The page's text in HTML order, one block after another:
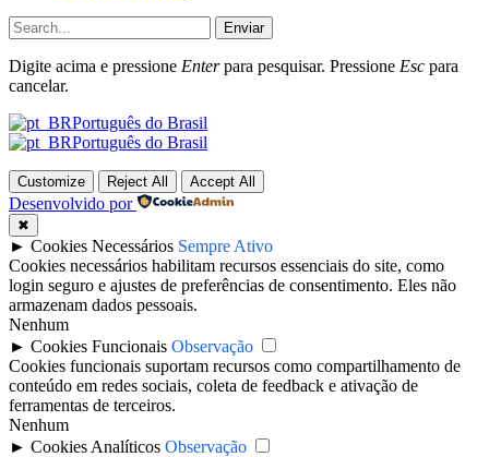
Enviar
Digite acima e pressione Enterpara pesquisar. Pressione Esc para
cancelar.
Português do Brasil
Português do Brasil
Customize Reject All Accept All
Desenvolvido por
✖
► Cookies Necessários Sempre Ativo
Cookies necessários habilitam recursos essenciais do site, como
login seguro e ajustes de preferências de consentimento. Eles não
armazenam dados pessoais.
Nenhum
► Cookies Funcionais Observação
Cookies funcionais suportam recursos como compartilhamento de
conteúdo em redes sociais, coleta de feedback e ativação de
ferramentas de terceiros.
Nenhum
► Cookies Analíticos Observação